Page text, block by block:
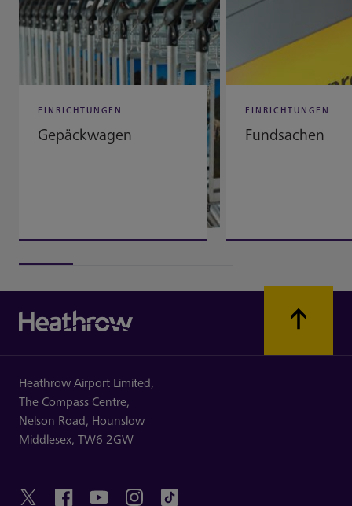
EINRICHTUNGEN
Gepäckwagen
EINRICHTUNGEN
Fundsachen
Heathrow Airport Limited,
The Compass Centre,
Nelson Road, Hounslow
Middlesex, TW6 2GW